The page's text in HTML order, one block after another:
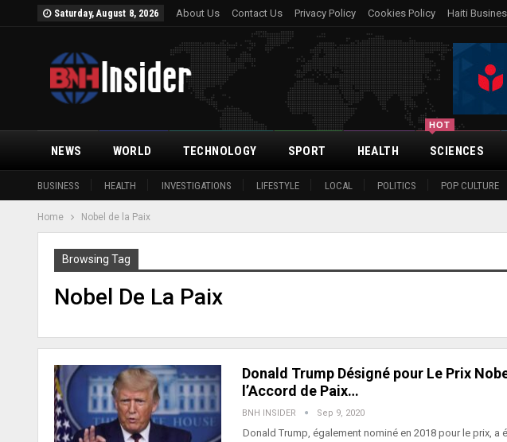
Saturday, August 8, 2026 About Us Contact Us Privacy Policy Cookies Policy Haiti
NEWS
BUSINESS HEALTH INVESTIGATIONS LIFESTYLE LOCAL POLITICS POP CULTURE
WORLD TECHNOLOGY SPORT HEALTH SCIENCES
HOT
Home Nobel de la Paix
Browsing Tag
Nobel De La Paix
Donald Trump Désigné pour Le Prix
l’Accord de Paix…
BNH INSIDER Sep 9, 2020
Donald Trump, également nominé en 2018 pour le prix,